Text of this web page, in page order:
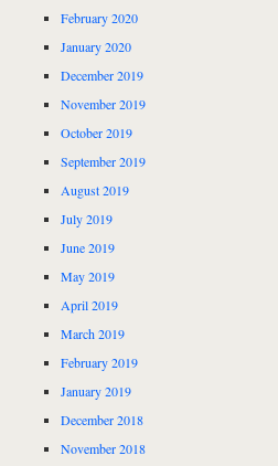
February 2020
January 2020
December 2019
November 2019
October 2019
September 2019
August 2019
July 2019
June 2019
May 2019
April 2019
March 2019
February 2019
January 2019
December 2018
November 2018